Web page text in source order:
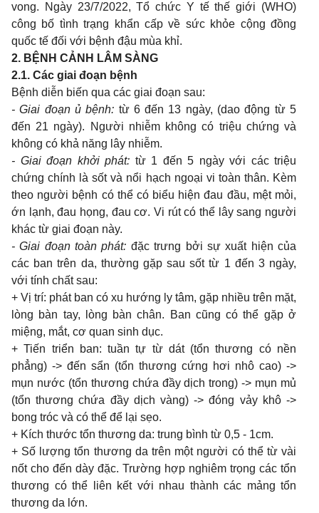
vong. Ngày 23/7/2022, Tổ chức Y tế thế giới (WHO)
công bố tình trạng khẩn cấp về sức khỏe cộng đồng
quốc tế đối với bệnh đậu mùa khỉ.
2. BỆNH CẢNH LÂM SÀNG
2.1. Các giai đoạn bệnh
Bệnh diễn biến qua các giai đoạn sau:
- Giai đoạn ủ bệnh: từ 6 đến 13 ngày, (dao động từ 5
đến 21 ngày). Người nhiễm không có triệu chứng và
không có khả năng lây nhiễm.
- Giai đoạn khởi phát: từ 1 đến 5 ngày với các triệu
chứng chính là sốt và nổi hạch ngoại vi toàn thân. Kèm
theo người bệnh có thể có biểu hiện đau đầu, mệt mỏi,
ớn lạnh, đau họng, đau cơ. Vi rút có thể lây sang người
khác từ giai đoạn này.
- Giai đoạn toàn phát: đặc trưng bởi sự xuất hiện của
các ban trên da, thường gặp sau sốt từ 1 đến 3 ngày,
với tính chất sau:
+ Vị trí: phát ban có xu hướng ly tâm, gặp nhiều trên mặt,
lòng bàn tay, lòng bàn chân. Ban cũng có thể gặp ở
miệng, mắt, cơ quan sinh dục.
+ Tiến triển ban: tuần tự từ dát (tổn thương có nền
phẳng) -> đến sẩn (tổn thương cứng hơi nhô cao) ->
mụn nước (tổn thương chứa đầy dịch trong) -> mụn mủ
(tổn thương chứa đầy dịch vàng) -> đóng vảy khô ->
bong tróc và có thể để lại sẹo.
+ Kích thước tổn thương da: trung bình từ 0,5 - 1cm.
+ Số lượng tổn thương da trên một người có thể từ vài
nốt cho đến dày đặc. Trường hợp nghiêm trọng các tổn
thương có thể liên kết với nhau thành các mảng tổn
thương da lớn.